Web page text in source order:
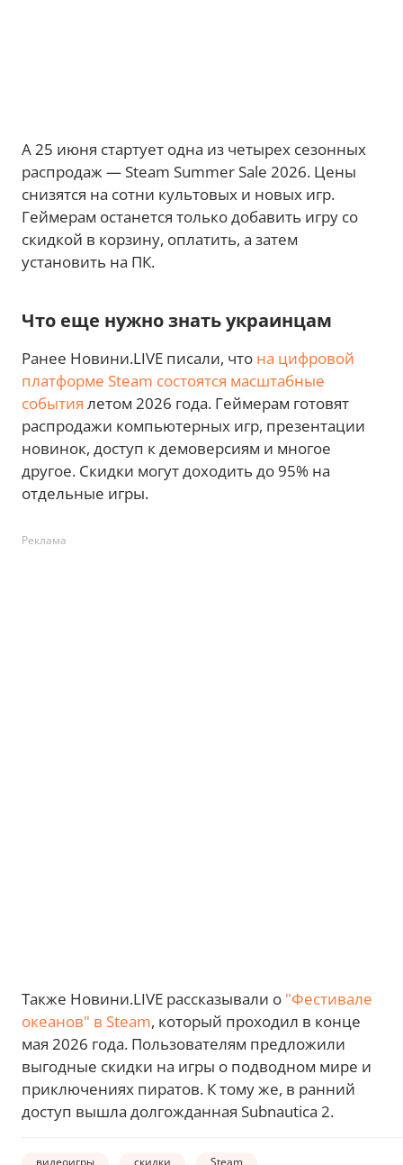
А 25 июня стартует одна из четырех сезонных
распродаж — Steam Summer Sale 2026. Цены
снизятся на сотни культовых и новых игр.
Геймерам останется только добавить игру со
скидкой в корзину, оплатить, а затем
установить на ПК.
Что еще нужно знать украинцам
Ранее Новини.LIVE писали, что на цифровой
платформе Steam состоятся масштабные
события летом 2026 года. Геймерам готовят
распродажи компьютерных игр, презентации
новинок, доступ к демоверсиям и многое
другое. Скидки могут доходить до 95% на
отдельные игры.
Реклама
Также Новини.LIVE рассказывали о "Фестивале
океанов" в Steam, который проходил в конце
мая 2026 года. Пользователям предложили
выгодные скидки на игры о подводном мире и
приключениях пиратов. К тому же, в ранний
доступ вышла долгожданная Subnautica 2.
видеоигры скидки Steam